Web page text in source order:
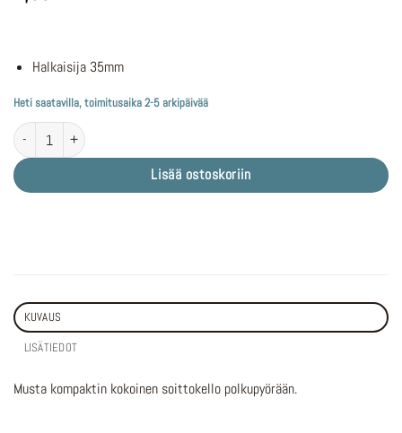
Halkaisija 35mm
Heti saatavilla, toimitusaika 2-5 arkipäivää
Soittokello määrä
Lisää ostoskoriin
KUVAUS
LISÄTIEDOT
Musta kompaktin kokoinen soittokello polkupyörään.